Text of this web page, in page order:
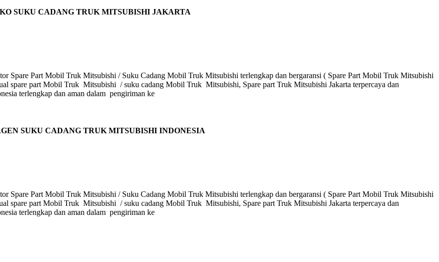
SUKU CADANG TRUK MITSUBISHI JAKARTA
Spare Part Mobil Truk Mitsubishi / Suku Cadang Mobil Truk Mitsubishi terlengkap dan bergaransi ( Spare Part Mobil Truk Mitsubishi
spare part Mobil Truk Mitsubishi / suku cadang Mobil Truk Mitsubishi, Spare part Truk Mitsubishi Jakarta terpercaya dan
terlengkap dan aman dalam pengiriman ke
SUKU CADANG TRUK MITSUBISHI INDONESIA
Spare Part Mobil Truk Mitsubishi / Suku Cadang Mobil Truk Mitsubishi terlengkap dan bergaransi ( Spare Part Mobil Truk Mitsubishi
spare part Mobil Truk Mitsubishi / suku cadang Mobil Truk Mitsubishi, Spare part Truk Mitsubishi Jakarta terpercaya dan
terlengkap dan aman dalam pengiriman ke